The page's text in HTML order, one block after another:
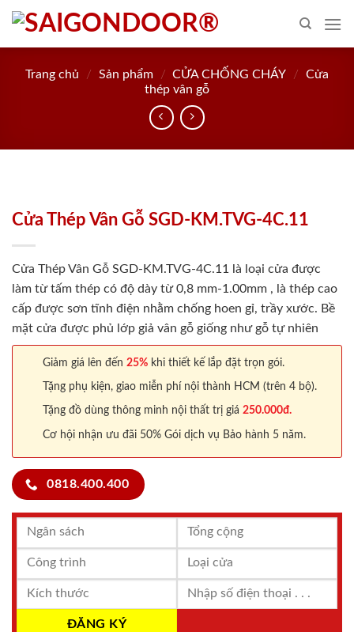
Skip
content
Trang chủ / Sản phẩm / CỬA CHỐNG CHÁY /
Cửa
thép vân gỗ
Cửa Thép Vân Gỗ SGD-KM.TVG-4C.11
Cửa Thép Vân Gỗ SGD-KM.TVG-4C.11 là loại cửa được
làm từ tấm thép có độ dày từ 0,8 mm-1.00mm , là thép cao
cấp được sơn tĩnh điện nhằm chống hoen gỉ, trầy xước. Bề
mặt cửa được phủ lớp giả vân gỗ giống như gỗ tự nhiên
Giảm giá lên đến 25% khi thiết kế lắp đặt trọn gói.
Tặng phụ kiện, giao miễn phí nội thành HCM (trên 4 bộ).
Tặng đồ dùng thông minh nội thất trị giá 250.000đ.
Cơ hội nhận ưu đãi 50% Gói dịch vụ Bảo hành 5 năm.
0818.400.400